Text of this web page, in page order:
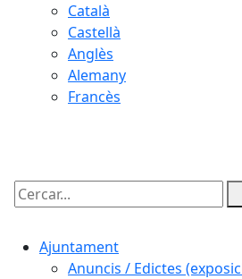
Català
Castellà
Anglès
Alemany
Francès
Cercar:
Ajuntament
Anuncis / Edictes